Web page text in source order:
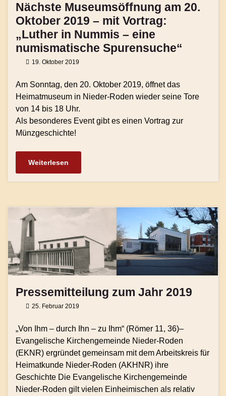
Nächste Museumsöffnung am 20.
Oktober 2019 – mit Vortrag:
„Luther in Nummis – eine
numismatische Spurensuche“
19. Oktober 2019
Am Sonntag, den 20. Oktober 2019, öffnet das
Heimatmuseum in Nieder-Roden wieder seine Tore
von 14 bis 18 Uhr.
Als besonderes Event gibt es einen Vortrag zur
Münzgeschichte!
Weiterlesen
Pressemitteilung zum Jahr 2019
25. Februar 2019
„Von Ihm – durch Ihn – zu Ihm“ (Römer 11, 36)–
Evangelische Kirchengemeinde Nieder-Roden
(EKNR) ergründet gemeinsam mit dem Arbeitskreis für
Heimatkunde Nieder-Roden (AKHNR) ihre
Geschichte Die Evangelische Kirchengemeinde
Nieder-Roden gilt vielen Einheimischen als relativ